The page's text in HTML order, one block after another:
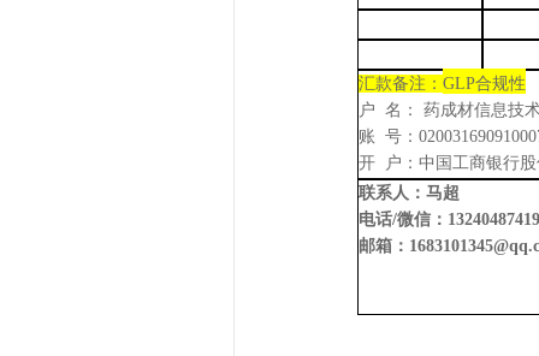
汇款备注 ： GLP合规性
户 名： 药成材信息技
账 号：
开
户：中国工商银行
联系人： 马超
电话/微信：13240487419
邮箱： 1683101345